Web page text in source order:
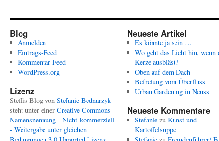
Blog
Anmelden
Eintrags-Feed
Kommentar-Feed
WordPress.org
Lizenz
Steffis Blog von Stefanie Bednarzyk
steht unter einer Creative Commons
Namensnennung - Nicht-kommerziell
- Weitergabe unter gleichen
Neueste Artikel
Es könnte ja sein …
Wo geht das Licht hin, wenn
Kerze ausbläst?
Oben auf dem Dach
Befreiung vom Überfluss
Urban Gardening in Neuss
Neueste Kommentare
Stefaniezu Kunst und
Kartoffelsuppe